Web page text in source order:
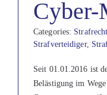
Cyber-
Categories: Strafrecht
Strafverteidiger,
Seit 01.01.2016 ist
Belästigung im